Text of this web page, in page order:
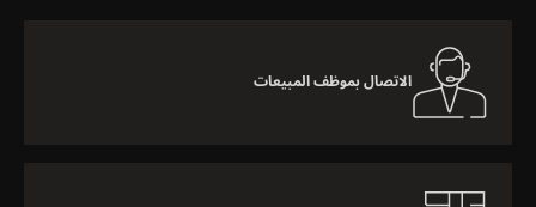
الاتصال بموظف المبيعات